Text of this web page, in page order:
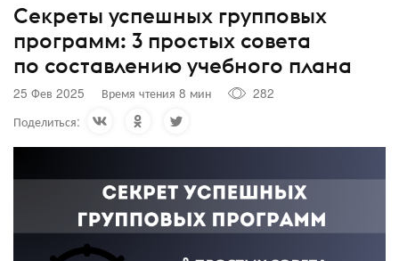
Секреты успешных групповых
программ: 3 простых совета
по составлению учебного плана
25 Фев 2025 Время чтения 8 мин
282
Поделиться: